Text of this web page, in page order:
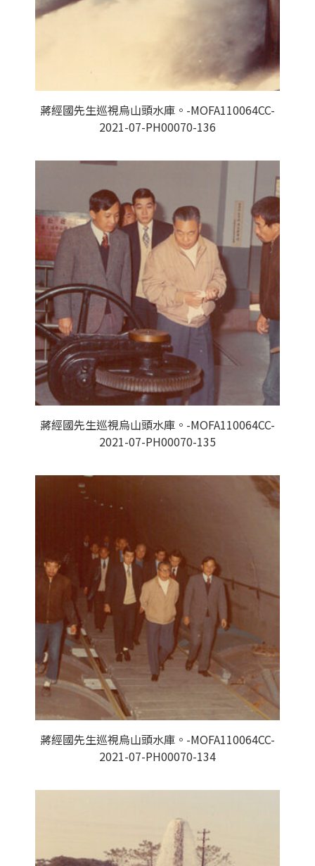
蔣經國先生巡視烏山頭水庫。-MOFA110064CC-
2021-07-PH00070-136
蔣經國先生巡視烏山頭水庫。-MOFA110064CC-
2021-07-PH00070-135
蔣經國先生巡視烏山頭水庫。-MOFA110064CC-
2021-07-PH00070-134